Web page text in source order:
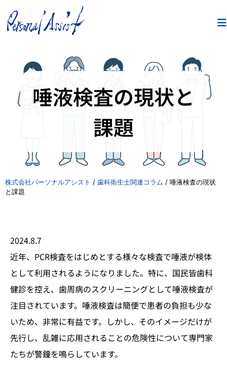
唾液検査の現状と
課題
株式会社パーソナルアシスト / 歯科衛生士関連コラム / 唾液検査の現状
と課題
2024.8.7
近年、PCR検査をはじめとする様々な検査で唾液が検体
として利用されるようになりました。特に、国民皆歯科
健診を控え、歯周病のスクリーニングとして唾液検査が
注目されています。唾液検査は簡便で患者の負担も少な
いため、非常に有益です。しかし、そのイメージだけが
先行し、乱雑に応用されることの危険性について専門家
たちが警鐘を鳴らしています。